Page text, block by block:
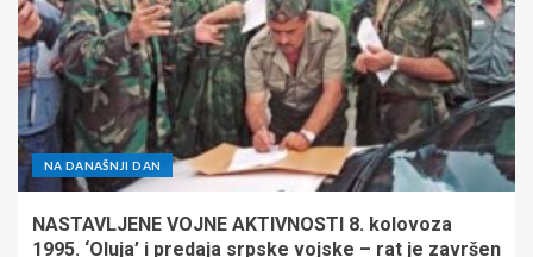
NA DANAŠNJI DAN
NASTAVLJENE VOJNE AKTIVNOSTI 8. kolovoza
1995. ‘Oluja’ i predaja srpske vojske – rat je završen